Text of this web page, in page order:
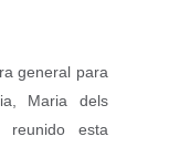
general para
Maria dels
esta